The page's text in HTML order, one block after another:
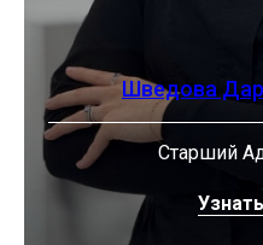
Шведова
Старший